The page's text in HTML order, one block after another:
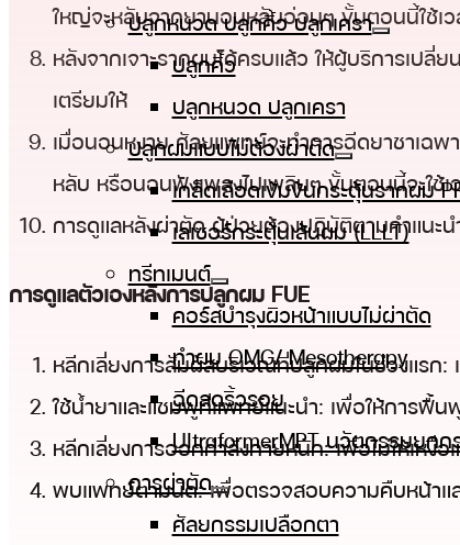
ปลูกหนวด ปลูกคิ้ว ปลูกเครา
ปลูกคิ้ว
ปลูกหนวด ปลูกเครา
ปลูกผมแบบไม่ต้องผ่าตัด
เกล็ดเลือดเข้มข้นกระตุ้นรากผม
เลเซอร์กระตุ้นเส้นผม (LLLT)
ทรีทเมนต์
คอร์สบำรุงผิวหน้าแบบไม่ผ่าตัด
ทําผม OMG/ Mesotherapy
ฉีดลดริ้วรอย
UltraformerMPT นวัตกรรมยกก
การผ่าตัด
ศัลยกรรมเปลือกตา
ใหญ่จะหลับจากยานอนหลับอ่อนๆ ขั้นตอนนี้ใช้
หลังจากเจาะรากผมได้ครบแล้ว ให้ผู้บริการเป
เตรียมให้
เมื่อนอนหงาย ศัลยแพทย์จะทำการฉีดยาชาเฉพ
หลับ หรือนอนฟังเพลงไปเพลินๆ ขั้นตอนนี้จะใ
การดูแลหลังผ่าตัด ผู้ป่วยต้องปฏิบัติตามคำแนะ
การดูแลตัวเองหลังการปลูกผม FUE
หลีกเลี่ยงการสัมผัสบริเวณที่ปลูกผมในช่วงแรก:
ใช้น้ำยาและแชมพูที่แพทย์แนะนำ: เพื่อให้การฟื้น
หลีกเลี่ยงการออกกำลังกายหนัก: เพื่อไม่ให้เหงื่อ
พบแพทย์ตามนัด: เพื่อตรวจสอบความคืบหน้าแล